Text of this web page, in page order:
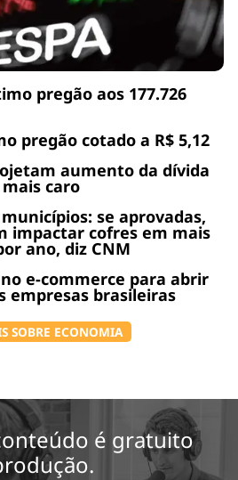
pregão aos 177.726
pregão cotado a R$ 5,12
aumento da dívida
caro
se aprovadas,
impactar cofres em mais
ano, diz CNM
e-commerce para abrir
empresas brasileiras
SOBRE ECONOMIA
é gratuito